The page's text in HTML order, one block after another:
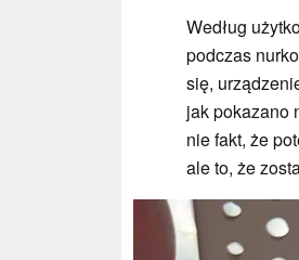
Według
podczas
się,
jak pokazano
nie fakt, że
ale to, że